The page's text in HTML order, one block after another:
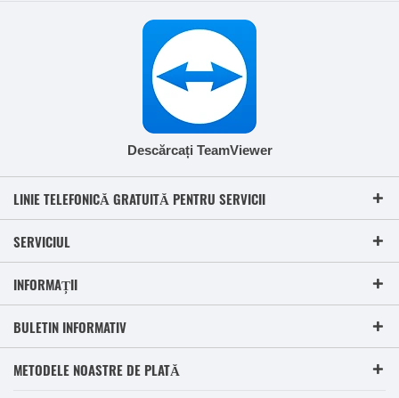
Descărcați TeamViewer
LINIE TELEFONICĂ GRATUITĂ PENTRU SERVICII
SERVICIUL
INFORMAȚII
BULETIN INFORMATIV
METODELE NOASTRE DE PLATĂ